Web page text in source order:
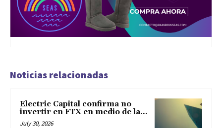
Noticias relacionadas
Electric Capital confirma no
invertir en FTX en medio de la...
July 30, 2026